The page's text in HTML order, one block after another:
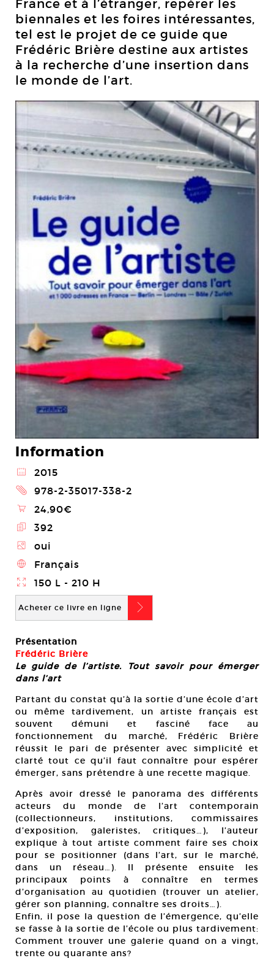
France et à l’étranger, repérer les
biennales et les foires intéressantes,
tel est le projet de ce guide que
Frédéric Brière destine aux artistes
à la recherche d’une insertion dans
le monde de l’art.
Information
@ 2015
2 978-2-35017-338-2
\ 24,90€
E 392
Z oui
4 Français
} 150 L - 210 H
Acheter ce livre en ligne b
Présentation
Frédéric Brière
Le guide de l’artiste. Tout savoir pour émerger
dans l’art
Partant du constat qu’à la sortie d’une école d’art
ou même tardivement, un artiste français est
souvent démuni et fasciné face au
fonctionnement du marché, Frédéric Brière
réussit le pari de présenter avec simplicité et
clarté tout ce qu’il faut connaître pour espérer
émerger, sans prétendre à une recette magique.
Après avoir dressé le panorama des différents
acteurs du monde de l’art contemporain
(collectionneurs, institutions, commissaires
d’exposition, galeristes, critiques…), l’auteur
explique à tout artiste comment faire ses choix
pour se positionner (dans l’art, sur le marché,
dans un réseau…). Il présente ensuite les
principaux points à connaître en termes
d’organisation au quotidien (trouver un atelier,
gérer son planning, connaître ses droits…).
Enfin, il pose la question de l’émergence, qu’elle
se fasse à la sortie de l’école ou plus tardivement:
Comment trouver une galerie quand on a vingt,
trente ou quarante ans?